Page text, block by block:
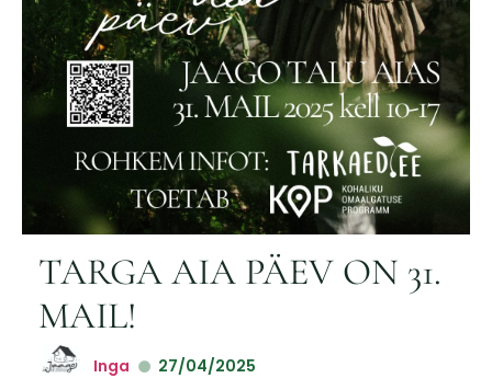
TARGA AIA PÄEV ON 31.
MAIL!
Inga 27/04/2025